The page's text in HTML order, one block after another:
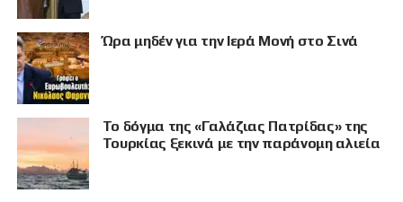
Ώρα μηδέν για την Ιερά Μονή στο Σινά
Το δόγμα της «Γαλάζιας Πατρίδας» της
Τουρκίας ξεκινά με την παράνομη αλιεία